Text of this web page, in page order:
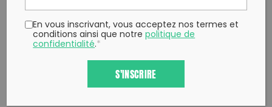
En vous inscrivant, vous acceptez nos termes et
conditions ainsi que notrepolitique de
confidentialité.*
S'INSCRIRE